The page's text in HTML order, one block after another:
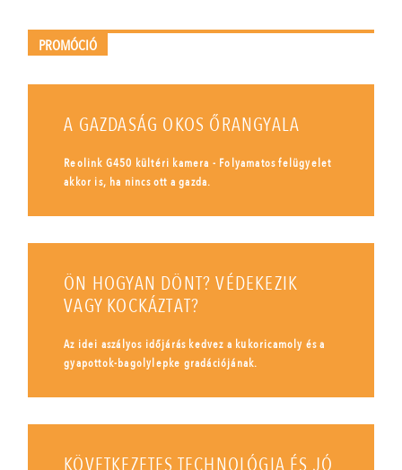
PROMÓCIÓ
A GAZDASÁG OKOS ŐRANGYALA
Reolink G450 kültéri kamera - Folyamatos felügyelet
akkor is, ha nincs ott a gazda.
ÖN HOGYAN DÖNT? VÉDEKEZIK
VAGY KOCKÁZTAT?
Az idei aszályos időjárás kedvez a kukoricamoly és a
gyapottok-bagolylepke gradációjának.